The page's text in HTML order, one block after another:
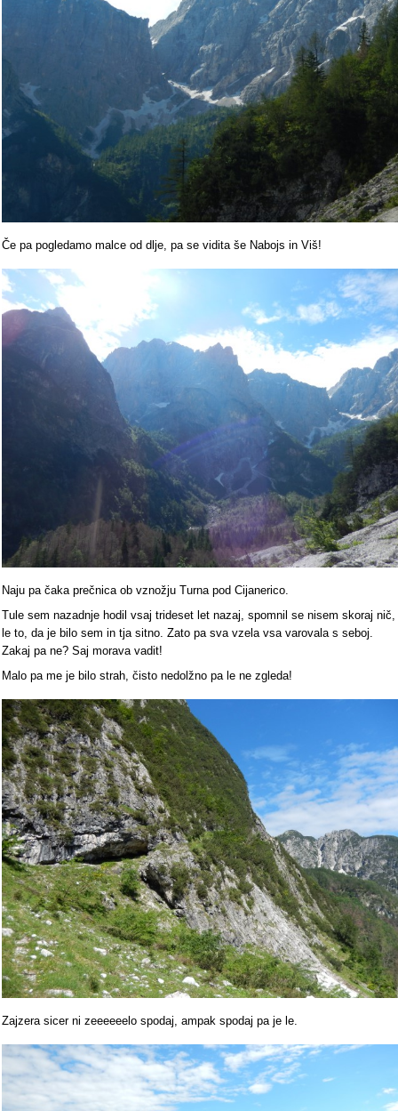
Če pa pogledamo malce od dlje, pa se vidita še Nabojs in Viš!
Naju pa čaka prečnica ob vznožju Turna pod Cijanerico.
Tule sem nazadnje hodil vsaj trideset let nazaj, spomnil se nisem skoraj nič,
le to, da je bilo sem in tja sitno. Zato pa sva vzela vsa varovala s seboj.
Zakaj pa ne? Saj morava vadit!
Malo pa me je bilo strah, čisto nedolžno pa le ne zgleda!
Zajzera sicer ni zeeeeeelo spodaj, ampak spodaj pa je le.